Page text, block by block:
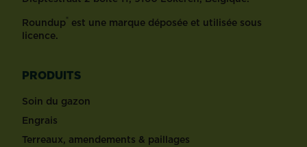
Roundup® est une marque déposée et utilisée sous
licence.
PRODUITS
Soin du gazon
Engrais
Terreaux, amendements & paillages